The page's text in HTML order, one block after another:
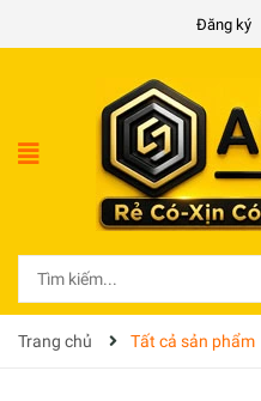
Đăng ký
Trang chủ Tất cả sản phẩm